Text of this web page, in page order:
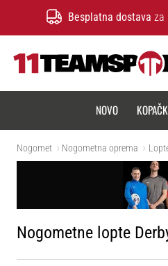
Besplatna dostava za
NOVO
Nogomet Nogometna oprema
Nogometne lopte